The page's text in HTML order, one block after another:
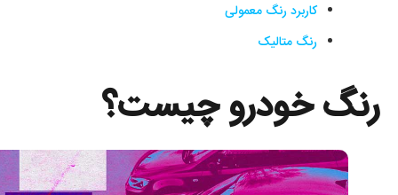
کاربرد رنگ معمولی
رنگ متالیک
رنگ خودرو چیست؟